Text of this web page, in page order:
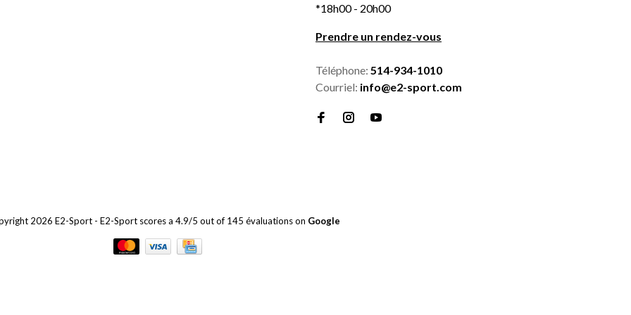
*18h00 - 20h00
Prendre un rendez-vous
Téléphone: 514-934-1010
Courriel: info@e2-sport.com
2026 E2-Sport - E2-Sport scores a 4.9/5 out of 145 évaluations on Google